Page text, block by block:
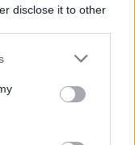
disclose it to other
or more Google
You may click to
party tags to
in below Google